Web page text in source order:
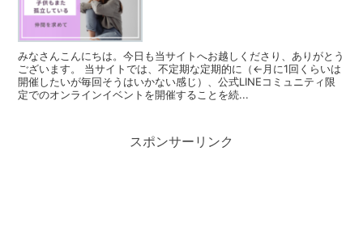
みなさんこんにちは。今日も当サイトへお越しくださり、ありがとう
ございます。 当サイトでは、不定期な定期的に（←月に1回くらいは
開催したいが毎回そうはいかない感じ）、公式LINEコミュニティ限
定でのオンラインイベントを開催することを続...
スポンサーリンク